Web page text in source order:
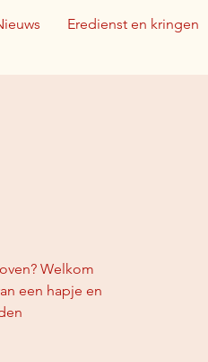
Eredienst en kringen
Welkom
een hapje en